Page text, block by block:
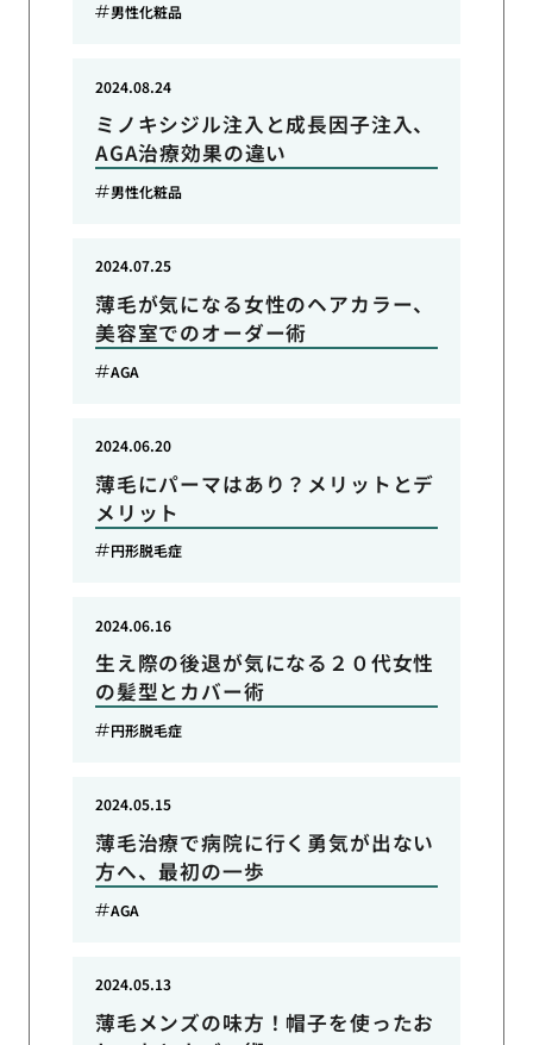
男性化粧品
ミノキシジル注入と成長因子注入、
AGA治療効果の違い
2024.08.24
男性化粧品
薄毛が気になる女性のヘアカラー、
美容室でのオーダー術
2024.07.25
AGA
薄毛にパーマはあり？メリットとデ
メリット
2024.06.20
円形脱毛症
生え際の後退が気になる２０代女性
の髪型とカバー術
2024.06.16
円形脱毛症
薄毛治療で病院に行く勇気が出ない
方へ、最初の一歩
2024.05.15
AGA
薄毛メンズの味方！帽子を使ったお
2024.05.13